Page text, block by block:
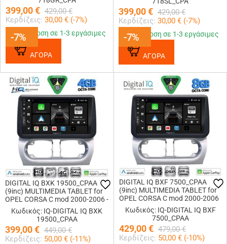
-7%
399,00€ 429,00 €
Κερδίζεις: 30,00 € (-7%)
-7%
Παράδοση σε 1-3 εργάσιμες
ΑΓΟΡΑ
-7%
399,00€ 429,00 €
Κερδίζεις: 30,00 € (-7%)
-7%
Παράδοση σε 1-3 εργάσιμες
ΑΓΟΡΑ
DIGITAL IQ BXK 19500_CPAA
(9inc) MULTIMEDIA TABLET for
OPEL CORSA C mod 2000-2006 -
TIGRA mod. 2004-2009
Κωδικός: IQ-DIGITAL IQ BXK
19500_CPAA
399,00€ 449,00 €
Κερδίζεις: 50,00 € (-11%)
DIGITAL IQ BXF 7500_CPAA
(9inc) MULTIMEDIA TABLET for
OPEL CORSA C mod 2000-2006
- TIGRA mod. 2004-2009
Κωδικός: IQ-DIGITAL IQ BXF
7500_CPAA
429,00€ 479,00 €
Κερδίζεις: 50,00 € (-10%)